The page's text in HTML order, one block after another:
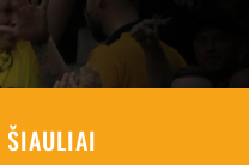
ŠIAULIAI